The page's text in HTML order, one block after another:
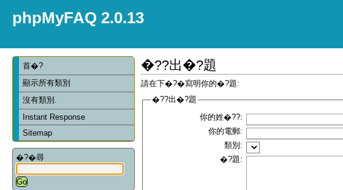
phpMyFAQ 2.0.13
首�?
顯示所有類別
沒有類別.
Instant Response
Sitemap
�?�尋
�??出�?題
請在下�?�寫明你的�?題:
�??出�?題
你的姓�??:
你的電郵:
類別:
�?題: